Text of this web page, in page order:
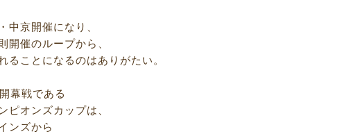
中京開催になり、
開催のループから、
ることになるのはありがたい。
幕戦である
ピオンズカップは、
ンズから